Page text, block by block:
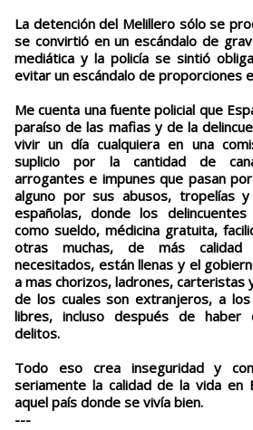
La detención del Melillero sólo se
se convirtió en un escándalo de
mediática y la policía se sintió
evitar un escándalo de proporciones
Me cuenta una fuente policial que
paraíso de las mafias y de la
vivir un día cualquiera en una
suplicio por la cantidad de
arrogantes e impunes que pasan
alguno por sus abusos, tropelías
españolas, donde los
como sueldo, médicina gratuita,
otras muchas, de más calidad
necesitados, están llenas y el
a mas chorizos, ladrones, carteristas
de los cuales son extranjeros, a
libres, incluso después de haber
delitos.
Todo eso crea inseguridad y
seriamente la calidad de la vida en
aquel país donde se vivía bien.
---